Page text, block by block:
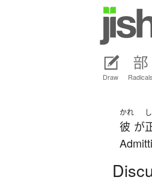
Draw Radicals
かれ
彼 が